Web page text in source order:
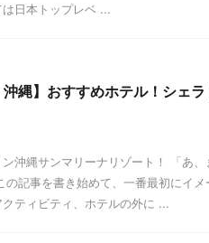
日本トップレベ ...
沖縄】おすすめホテル！シェ
沖縄サンマリーナリゾート！ 「あ
の記事を書き始めて、一番最初にイ
ティビティ、ホテルの外に ...